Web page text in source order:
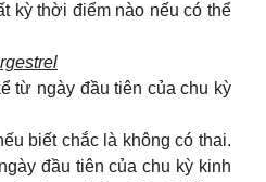
kỳ thời điểm nào nếu có thể
từ ngày đầu tiên của chu kỳ
biết chắc là không có thai.
đầu tiên của chu kỳ kinh